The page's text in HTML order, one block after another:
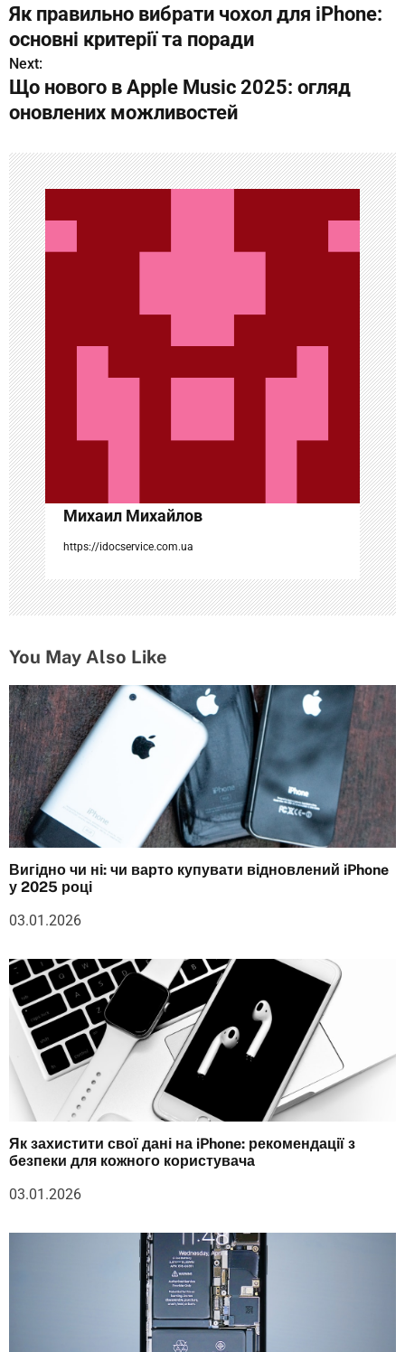
а
в
и
а
ц
и
я
п
о
з
а
п
и
с
я
м
Як правильно вибрати чохол для iPhone:
основні критерії та поради
Next:
Що нового в Apple Music 2025: огляд
оновлених можливостей
Михаил Михайлов
https://idocservice.com.ua
You May Also Like
Вигідно чи ні: чи варто купувати відновлений iPhone
у 2025 році
03.01.2026
Як захистити свої дані на iPhone: рекомендації з
безпеки для кожного користувача
03.01.2026